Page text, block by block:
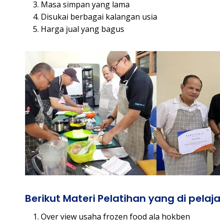
Masa simpan yang lama
Disukai berbagai kalangan usia
Harga jual yang bagus
Berikut Materi Pelatihan yang di
Over view usaha frozen food ala hokben